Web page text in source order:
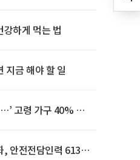
하게 먹는 법
지금 해야 할 일
고령 가구 40% 노
, 안전전담인력 613명